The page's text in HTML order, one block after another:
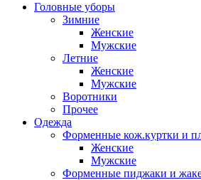
Головные уборы
Зимние
Женские
Мужские
Летние
Женские
Мужские
Воротники
Прочее
Одежда
Форменные кож.куртки и
Женские
Мужские
Форменные пиджаки и